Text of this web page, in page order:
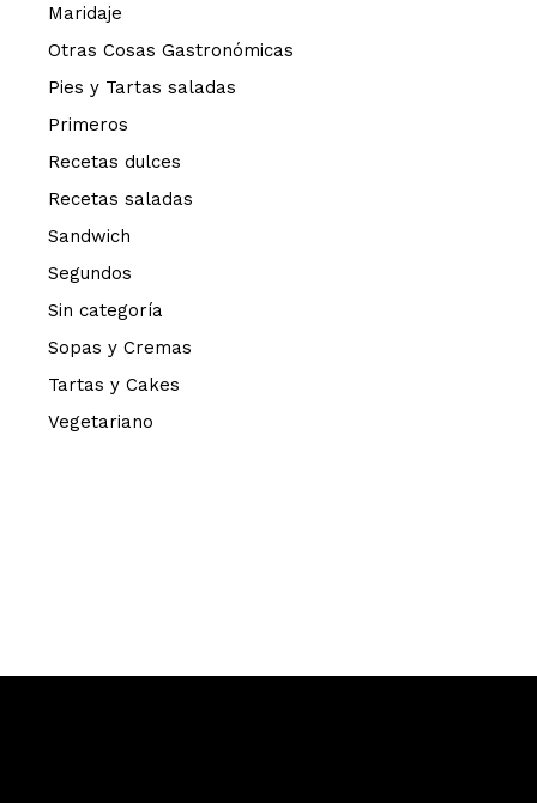
Maridaje
Otras Cosas Gastronómicas
Pies y Tartas saladas
Primeros
Recetas dulces
Recetas saladas
Sandwich
Segundos
Sin categoría
Sopas y Cremas
Tartas y Cakes
Vegetariano